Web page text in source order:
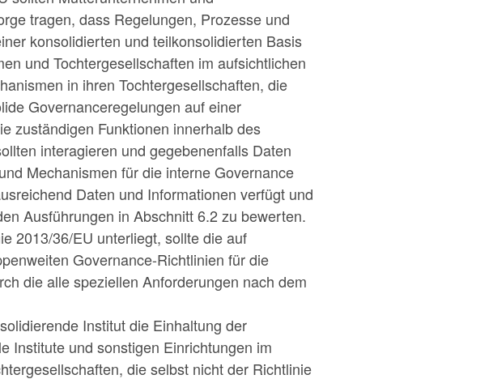
tragen, dass Regelungen, Prozesse und
konsolidierten und teilkonsolidierten Basis
und Tochtergesellschaften im aufsichtlichen
in ihren Tochtergesellschaften, die
Governanceregelungen auf einer
zuständigen Funktionen innerhalb des
interagieren und gegebenenfalls Daten
Mechanismen für die interne Governance
Daten und Informationen verfügt und
Ausführungen in Abschnitt 6.2 zu bewerten.
2013/36/EU unterliegt, sollte die auf
Governance-Richtlinien für die
die alle speziellen Anforderungen nach dem
Institut die Einhaltung der
Institute und sonstigen Einrichtungen im
die selbst nicht der Richtlinie